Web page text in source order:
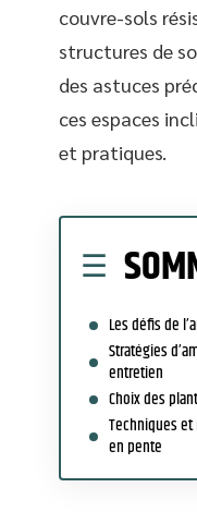
couvre-sols
structures de
des astuces
ces espaces
et pratiques.
Les défis de
Stratégies
entretien
Choix des
Techniques
en pente